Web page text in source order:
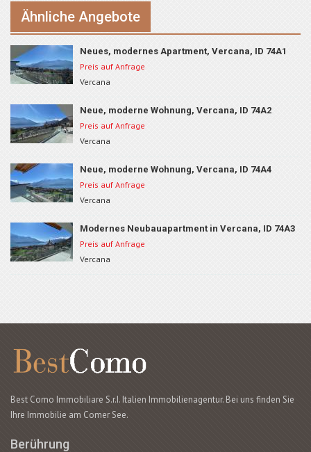
Ähnliche Angebote
Neues, modernes Apartment, Vercana, ID 74A1
Preis auf Anfrage
Vercana
Neue, moderne Wohnung, Vercana, ID 74A2
Preis auf Anfrage
Vercana
Neue, moderne Wohnung, Vercana, ID 74A4
Preis auf Anfrage
Vercana
Modernes Neubauapartment in Vercana, ID 74A3
Preis auf Anfrage
Vercana
Best Como Immobiliare S.r.I. Italien Immobilienagentur. Bei uns finden Sie
Ihre Immobilie am Comer See.
Berührung